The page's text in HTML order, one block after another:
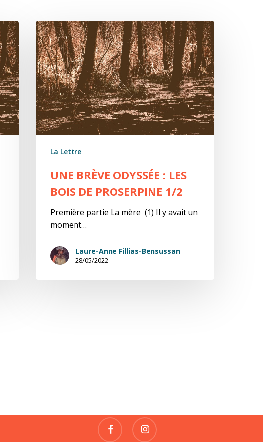
Une
brève
odyssée
Les
bois
de
Proserpine
1/2
La Lettre
UNE BRÈVE ODYSSÉE : LES
BOIS DE PROSERPINE 1/2
Première partie La mère (1) Il y avait un
moment…
Laure-Anne Fillias-Bensussan
28/05/2022
facebook instagram